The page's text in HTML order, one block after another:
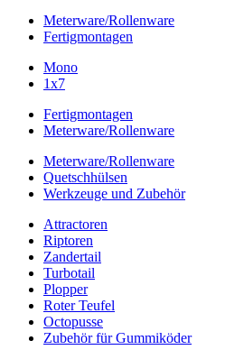
Meterware/Rollenware
Fertigmontagen
Mono
1x7
Fertigmontagen
Meterware/Rollenware
Meterware/Rollenware
Quetschhülsen
Werkzeuge und Zubehör
Attractoren
Riptoren
Zandertail
Turbotail
Plopper
Roter Teufel
Octopusse
Zubehör für Gummiköder